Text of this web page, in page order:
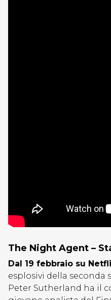
The Night Agent –
Dal 19 febbraio su
esplosivi della
Peter Sutherland ha il